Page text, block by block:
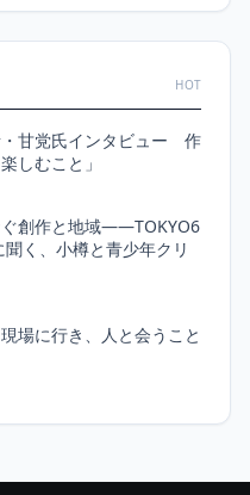
HOT
・甘党氏インタビュー 作
しむこと」
創作と地域――TOKYO6
く、小樽と青少年クリ
場に行き、人と会うこと